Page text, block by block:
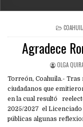
POSTED
IN
Agradece
OLGA
Torreón, Coahuila.-
ciudadanos que
en la cual resultó
2025/2027 el Licenciado
públicas algunas